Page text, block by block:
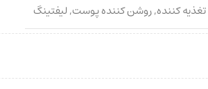
تغذیه کننده,روشن کننده پوست,لیفتینگ